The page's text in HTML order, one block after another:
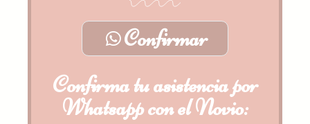
Confirmar
Confirma tu asistencia por
Whatsapp con el Novio: